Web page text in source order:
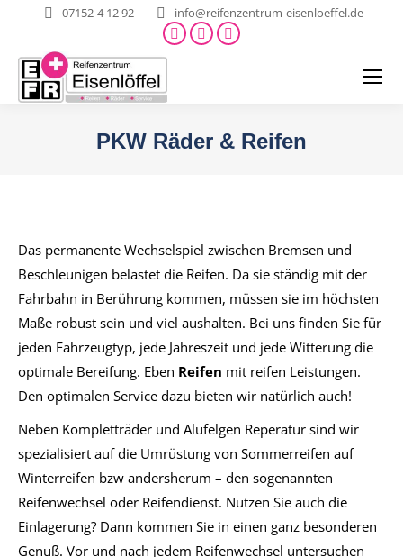
07152-4 12 92 info@reifenzentrum-eisenloeffel.de
Facebook
window
E-
new
X
window
PKW Räder & Reifen
Das permanente Wechselspiel zwischen Bremsen und
Beschleunigen belastet die Reifen. Da sie ständig mit der
Fahrbahn in Berührung kommen, müssen sie im höchsten
Maße robust sein und viel aushalten. Bei uns finden Sie für
jeden Fahrzeugtyp, jede Jahreszeit und jede Witterung die
optimale Bereifung. Eben Reifen mit reifen Leistungen.
Den optimalen Service dazu bieten wir natürlich auch!
Neben Kompletträder und Alufelgen Reperatur sind wir
spezialisiert auf die Umrüstung von Sommerreifen auf
Winterreifen bzw andersherum – den sogenannten
Reifenwechsel oder Reifendienst. Nutzen Sie auch die
Einlagerung? Dann kommen Sie in einen ganz besonderen
Genuß. Vor und nach jedem Reifenwechsel untersuchen